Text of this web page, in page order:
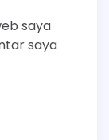
saya
saya